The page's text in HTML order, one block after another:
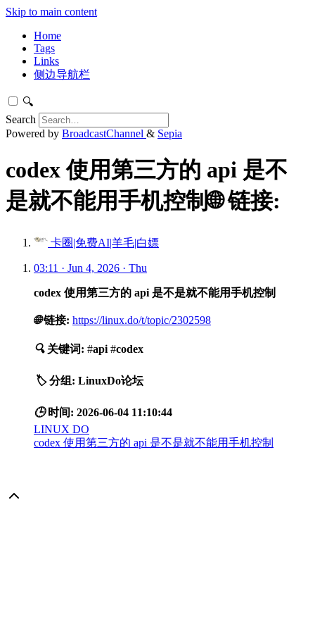
Skip to main content
Home
Tags
Links
侧边导航栏
🔍
Search
Powered by BroadcastChannel & Sepia
codex 使用第三方的 api 是不
是就不能用手机控制🌐 链接:
卡圈|免费AI|羊毛|白嫖
03:11 · Jun 4, 2026 · Thu
codex 使用第三方的 api 是不是就不能用手机控制
🌐 链接: https://linux.do/t/topic/2302598
🔍 关键词: #api #codex
🏷️ 分组: LinuxDo论坛
🕒 时间: 2026-06-04 11:10:44
LINUX DO
codex 使用第三方的 api 是不是就不能用手机控制